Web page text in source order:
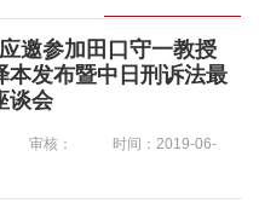
邀参加田口守一教授
本发布暨中日刑诉法最
谈会
审核： 时间：2019-06-